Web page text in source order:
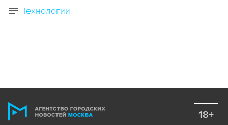
Технологии
18+